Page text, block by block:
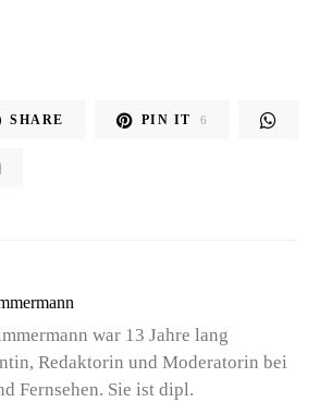
SHARE PIN IT 6
war 13 Jahre lang
Redaktorin und Moderatorin bei
Fernsehen. Sie ist dipl.